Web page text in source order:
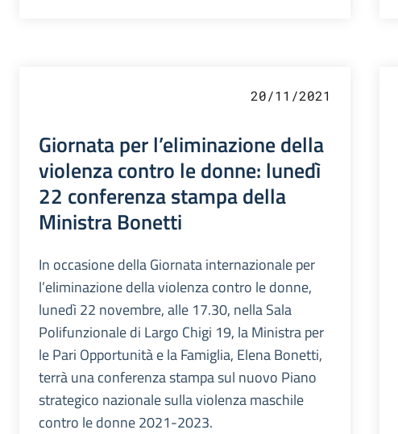
20/11/2021
Giornata per l’eliminazione della
violenza contro le donne: lunedì
22 conferenza stampa della
Ministra Bonetti
In occasione della Giornata internazionale per
l’eliminazione della violenza contro le donne,
lunedì 22 novembre, alle 17.30, nella Sala
Polifunzionale di Largo Chigi 19, la Ministra per
le Pari Opportunità e la Famiglia, Elena Bonetti,
terrà una conferenza stampa sul nuovo Piano
strategico nazionale sulla violenza maschile
contro le donne 2021-2023.